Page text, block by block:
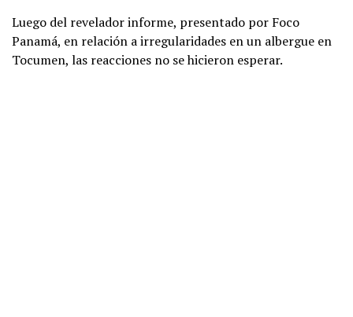
Luego del revelador informe, presentado por Foco
Panamá, en relación a irregularidades en un albergue en
Tocumen, las reacciones no se hicieron esperar.